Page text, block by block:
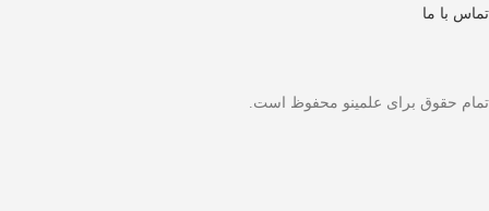
تماس با ما
تمام حقوق برای علمینو محفوظ است.